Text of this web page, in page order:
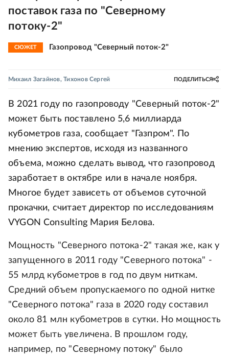
поставок газа по "Северному
потоку-2"
СЮЖЕТ Газопровод "Северный поток-2"
Михаил Загайнов,Тихонов Сергей ПОДЕЛИТЬСЯ
В 2021 году по газопроводу "Северный поток-2"
может быть поставлено 5,6 миллиарда
кубометров газа, сообщает "Газпром". По
мнению экспертов, исходя из названного
объема, можно сделать вывод, что газопровод
заработает в октябре или в начале ноября.
Многое будет зависеть от объемов суточной
прокачки, считает директор по исследованиям
VYGON Consulting Мария Белова.
Мощность "Северного потока-2" такая же, как у
запущенного в 2011 году "Северного потока" -
55 млрд кубометров в год по двум ниткам.
Средний объем пропускаемого по одной нитке
"Северного потока" газа в 2020 году составил
около 81 млн кубометров в сутки. Но мощность
может быть увеличена. В прошлом году,
например, по "Северному потоку" было